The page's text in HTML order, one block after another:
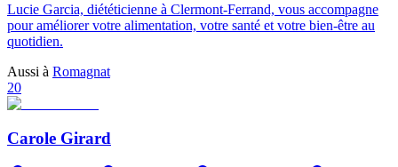
Lucie Garcia, diététicienne à Clermont-Ferrand, vous accompagne
pour améliorer votre alimentation, votre santé et votre bien-être au
quotidien.
Aussi à Romagnat
20
Carole Girard